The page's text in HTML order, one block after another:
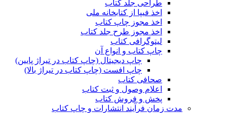
طراحی جلد کتاب
اخذ فیپا از کتابخانه ملی
اخذ مجوز چاپ کتاب
اخذ مجوز طرح جلد کتاب
لیتوگرافی کتاب
چاپ کتاب و انواع آن
چاپ دیجیتال (چاپ کتاب در تیراژ پایین)
چاپ افست (چاپ کتاب در تیراژ بالا)
صحافی کتاب
اعلام وصول و ثبت کتاب
پخش و فروش کتاب
مدت زمان فرآیند انتشارات و چاپ کتاب